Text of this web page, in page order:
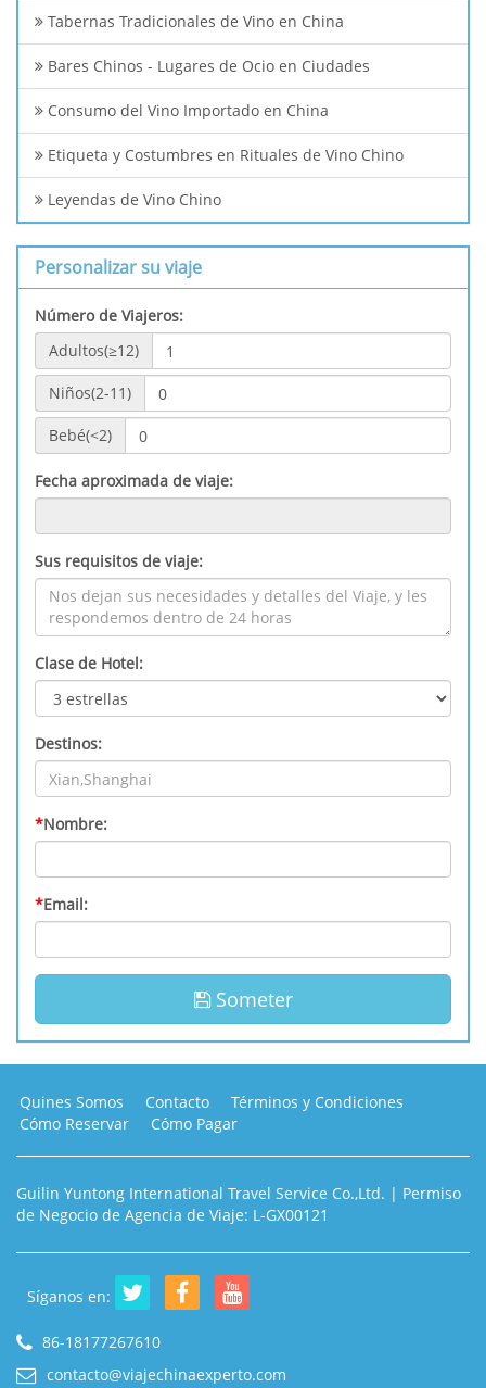
Tabernas Tradicionales de Vino en China
Bares Chinos - Lugares de Ocio en Ciudades
Consumo del Vino Importado en China
Etiqueta y Costumbres en Rituales de Vino Chino
Leyendas de Vino Chino
Personalizar su viaje
Número de Viajeros:
Adultos(≥12)
Niños(2-11)
Bebé(<2)
Fecha aproximada de viaje:
Sus requisitos de viaje:
Clase de Hotel:
Destinos:
*Nombre:
*Email:
Someter
Quines Somos Contacto
Términos y Condiciones
Cómo Reservar
Cómo Pagar
Guilin Yuntong International Travel Service Co.,Ltd. | Permiso
de Negocio de Agencia de Viaje: L-GX00121
Síganos en:
86-18177267610
contacto@viajechinaexperto.com